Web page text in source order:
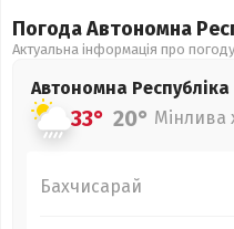
Погода Автономна
Актуальна інформація про
Автономна
33° 20° Мінлива
Бахчисарай